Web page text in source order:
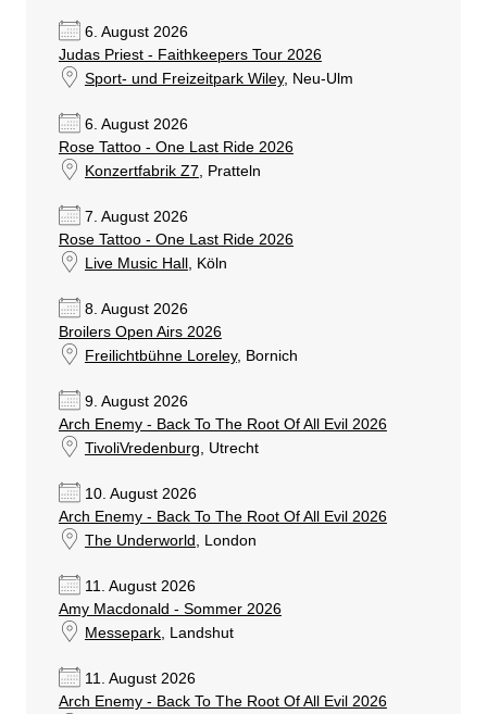
6. August 2026
Judas Priest - Faithkeepers Tour 2026
Sport- und Freizeitpark Wiley, Neu-Ulm
6. August 2026
Rose Tattoo - One Last Ride 2026
Konzertfabrik Z7, Pratteln
7. August 2026
Rose Tattoo - One Last Ride 2026
Live Music Hall , Köln
8. August 2026
Broilers Open Airs 2026
Freilichtbühne Loreley, Bornich
9. August 2026
Arch Enemy - Back To The Root Of All Evil 2026
TivoliVredenburg, Utrecht
10. August 2026
Arch Enemy - Back To The Root Of All Evil 2026
The Underworld , London
11. August 2026
Amy Macdonald - Sommer 2026
Messepark, Landshut
11. August 2026
Arch Enemy - Back To The Root Of All Evil 2026